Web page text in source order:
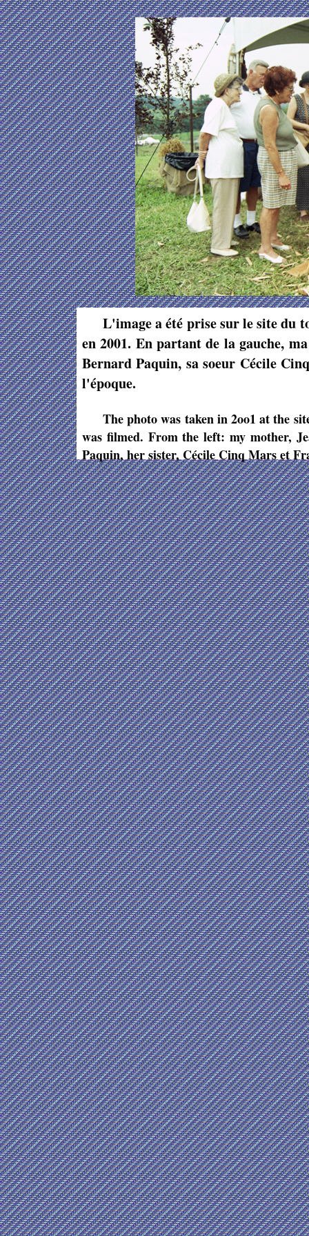
L'image a été prise sur le site du
en 2001. En partant de la gauche,
Bernard Paquin, sa soeur Cécile
l'époque.
The photo was taken in 2oo1 at the
was filmed. From the left: my mother,
Paquin, her sister, Cécile Cinq Mars et